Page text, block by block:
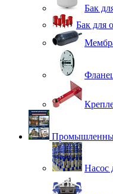
Бак
Бак для
Насос